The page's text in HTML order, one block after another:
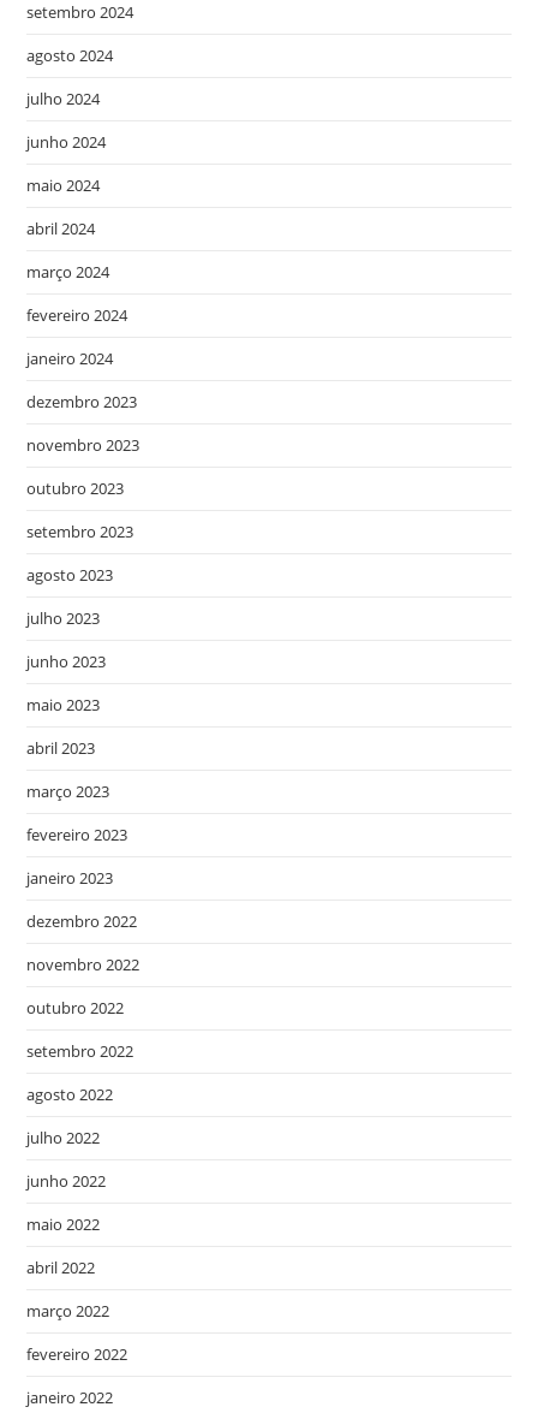
setembro 2024
agosto 2024
julho 2024
junho 2024
maio 2024
abril 2024
março 2024
fevereiro 2024
janeiro 2024
dezembro 2023
novembro 2023
outubro 2023
setembro 2023
agosto 2023
julho 2023
junho 2023
maio 2023
abril 2023
março 2023
fevereiro 2023
janeiro 2023
dezembro 2022
novembro 2022
outubro 2022
setembro 2022
agosto 2022
julho 2022
junho 2022
maio 2022
abril 2022
março 2022
fevereiro 2022
janeiro 2022